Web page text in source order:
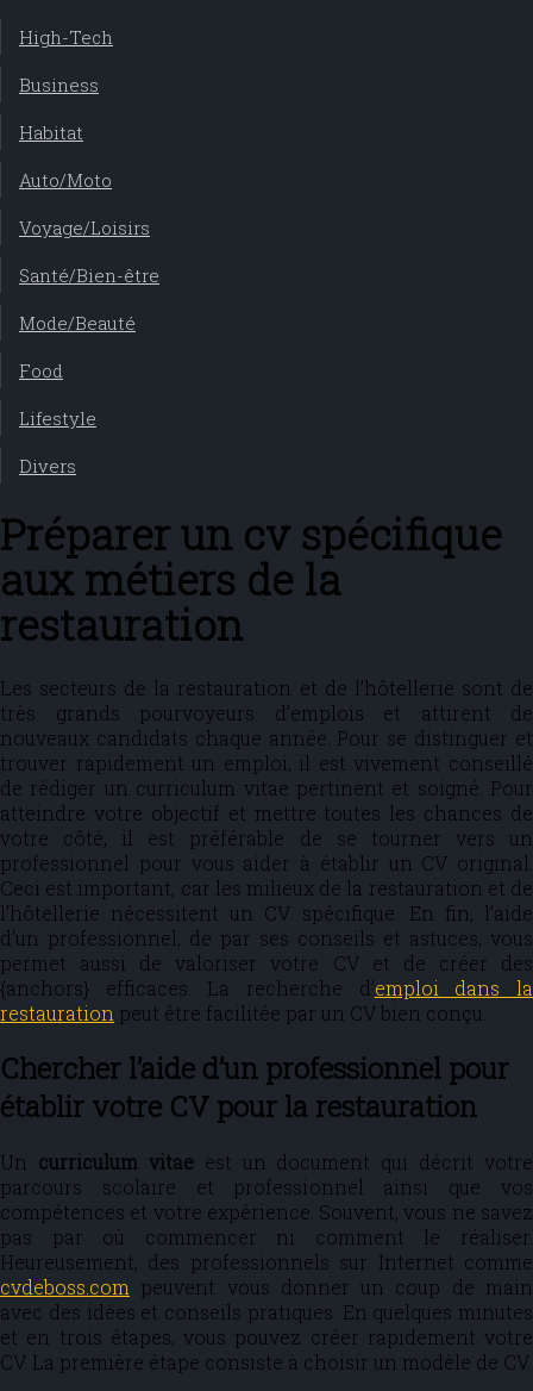
High-Tech
Business
Habitat
Auto/Moto
Voyage/Loisirs
Santé/Bien-être
Mode/Beauté
Food
Lifestyle
Divers
Préparer un cv spécifique
aux métiers de la
restauration
Les secteurs de la restauration et de l’hôtellerie sont de
très grands pourvoyeurs d’emplois et attirent de
nouveaux candidats chaque année. Pour se distinguer et
trouver rapidement un emploi, il est vivement conseillé
de rédiger un curriculum vitae pertinent et soigné. Pour
atteindre votre objectif et mettre toutes les chances de
votre côté, il est préférable de se tourner vers un
professionnel pour vous aider à établir un CV original.
Ceci est important, car les milieux de la restauration et de
l’hôtellerie nécessitent un CV spécifique. En fin, l’aide
d’un professionnel, de par ses conseils et astuces, vous
permet aussi de valoriser votre CV et de créer des
{anchors} efficaces. La recherche d’emploi dans la
restauration peut être facilitée par un CV bien conçu.
Chercher l’aide d’un professionnel pour
établir votre CV pour la restauration
Un curriculum vitae est un document qui décrit votre
parcours scolaire et professionnel ainsi que vos
compétences et votre expérience. Souvent, vous ne savez
pas par où commencer ni comment le réaliser.
Heureusement, des professionnels sur Internet comme
cvdeboss.com peuvent vous donner un coup de main
avec des idées et conseils pratiques. En quelques minutes
et en trois étapes, vous pouvez créer rapidement votre
CV. La première étape consiste à choisir un modèle de CV.